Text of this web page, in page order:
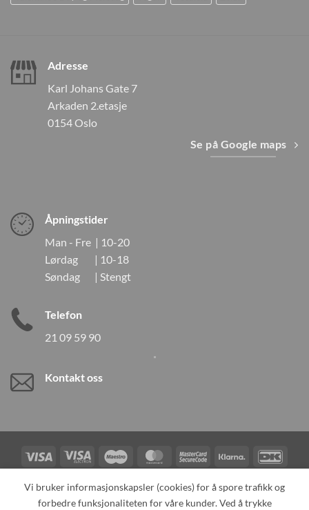
Adresse
Karl Johans Gate 7
Arkaden 2.etasje
0154 Oslo
Se på Google maps
Åpningstider
Man - Fre | 10-20
Lørdag | 10-18
Søndag | Stengt
Telefon
21 09 59 90
Kontakt oss
Visa
Visa
Electron
Maestro MasterCardMasterCard
2
Klarna
Card
TILBAKEKALLINGER KONTAKT OSS OM OSS
Vi bruker informasjonskapsler (cookies) for å spore trafikk og
forbedre funksjonaliteten for våre kunder. Ved å trykke